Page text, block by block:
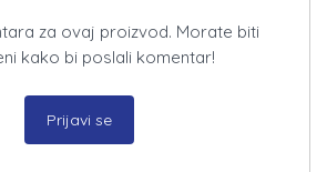
za ovaj proizvod. Morate biti
kako bi poslali komentar!
Prijavi se